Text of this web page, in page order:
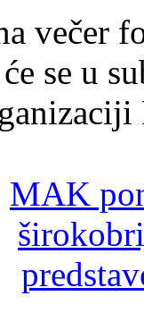
večer
se u